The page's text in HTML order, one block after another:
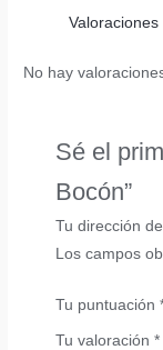
Valoraciones
No hay
Sé el
Bocón”
Tu dirección
Los campos
Tu puntuación
Tu valoración*